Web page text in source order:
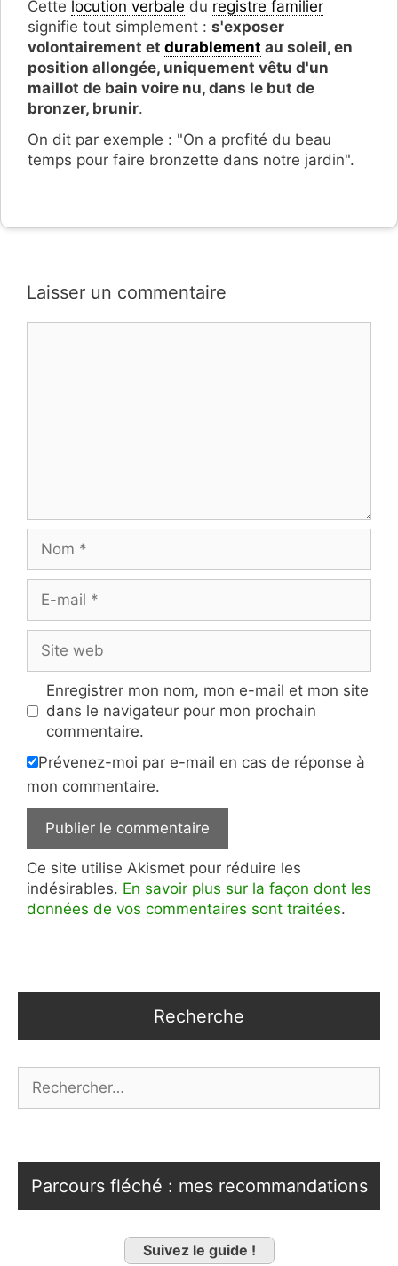
Cette locution verbale du registre familier
signifie tout simplement : s'exposer
volontairement et durablement au soleil, en
position allongée, uniquement vêtu d'un
maillot de bain voire nu, dans le but de
bronzer, brunir.
On dit par exemple : "On a profité du beau
temps pour faire bronzette dans notre jardin".
Laisser un commentaire
mail
web
Enregistrer mon nom, mon e-mail et mon site
dans le navigateur pour mon prochain
commentaire.
Prévenez-moi par e-mail en cas de réponse à
mon commentaire.
Ce site utilise Akismet pour réduire les
indésirables. En savoir plus sur la façon dont les
données de vos commentaires sont traitées.
Recherche
Parcours fléché : mes recommandations
Suivez le guide !